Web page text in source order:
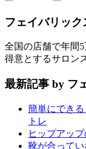
フェイバリック
全国の店舗で年間
得意とするサロン
最新記事 by フ
簡単にでき
トレ
ヒップアッ
靴が合って